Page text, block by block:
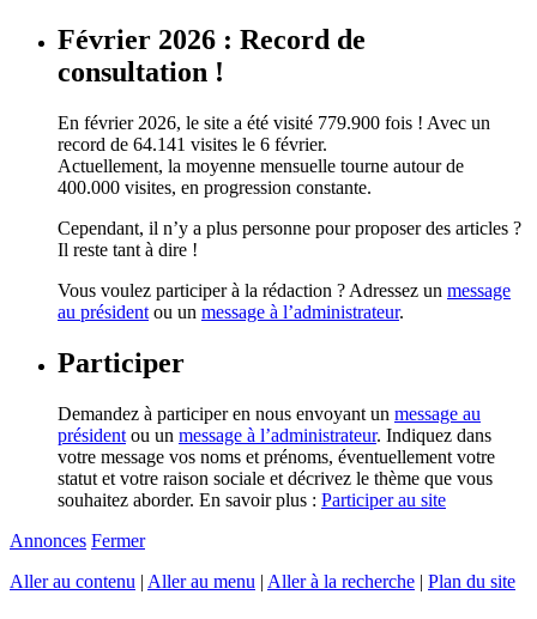
Février 2026 : Record de
consultation !
En février 2026, le site a été visité 779.900 fois ! Avec un
record de 64.141 visites le 6 février.
Actuellement, la moyenne mensuelle tourne autour de
400.000 visites, en progression constante.
Cependant, il n’y a plus personne pour proposer des articles ?
Il reste tant à dire !
Vous voulez participer à la rédaction ? Adressez un message
au président ou un message à l’administrateur.
Participer
Demandez à participer en nous envoyant un message au
président ou un message à l’administrateur. Indiquez dans
votre message vos noms et prénoms, éventuellement votre
statut et votre raison sociale et décrivez le thème que vous
souhaitez aborder. En savoir plus : Participer au site
Annonces Fermer
Aller au contenu | Aller au menu | Aller à la recherche | Plan du site